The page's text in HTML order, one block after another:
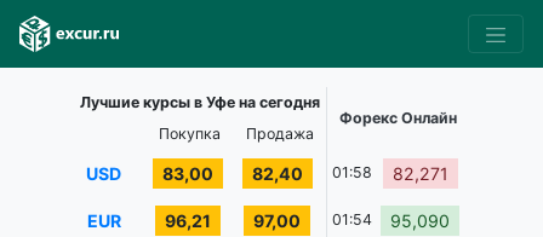
Лучшие курсы в Уфе на сегодня
Форекс Онлайн
Покупка
Продажа
USD 83,00 82,40 01:58 82,271
EUR 96,21 97,00 01:54 95,090